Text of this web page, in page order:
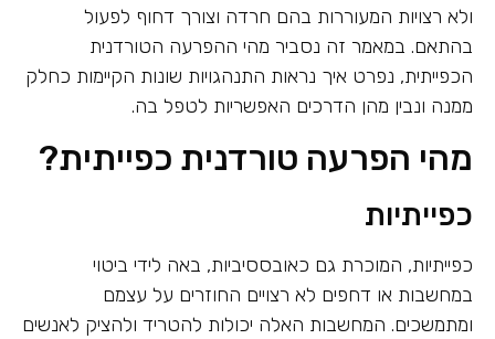
ולא רצויות המעוררות בהם חרדה וצורך דחוף לפעול
בהתאם. במאמר זה נסביר מהי ההפרעה הטורדנית
הכפייתית, נפרט איך נראות התנהגויות שונות הקיימות כחלק
ממנה ונבין מהן הדרכים האפשריות לטפל בה.
מהי הפרעה טורדנית כפייתית?
כפייתיות
כפייתיות, המוכרת גם כאובססיביות, באה לידי ביטוי
במחשבות או דחפים לא רצויים החוזרים על עצמם
ומתמשכים. המחשבות האלה יכולות להטריד ולהציק לאנשים